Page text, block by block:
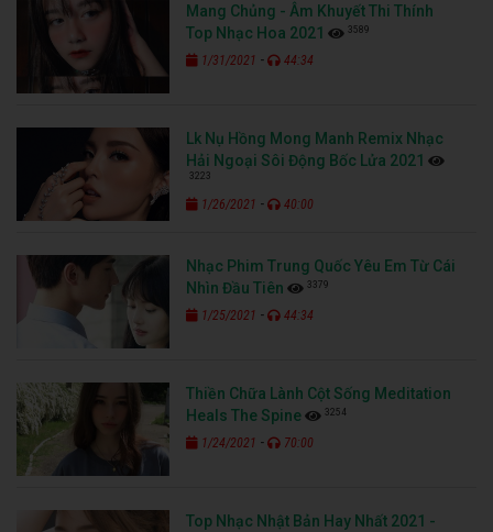
Mang Chủng - Âm Khuyết Thi Thính
Top Nhạc Hoa 2021
3589
1/31/2021 - 44:34
Lk Nụ Hồng Mong Manh Remix Nhạc
Hải Ngoại Sôi Động Bốc Lửa 2021
3223
1/26/2021 - 40:00
Nhạc Phim Trung Quốc Yêu Em Từ Cái
Nhìn Đầu Tiên
3379
1/25/2021 - 44:34
Thiền Chữa Lành Cột Sống Meditation
Heals The Spine
3254
1/24/2021 - 70:00
Top Nhạc Nhật Bản Hay Nhất 2021 -